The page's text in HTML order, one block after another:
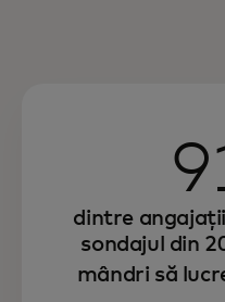
dintre
sondajul din
mândri să